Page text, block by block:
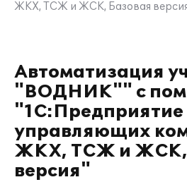
ЖКХ, ТСЖ и ЖСК, Базовая
Автоматизация
"ВОДНИК"" с
"1С:Предприятие
управляющих
ЖКХ, ТСЖ и ЖСК,
версия"